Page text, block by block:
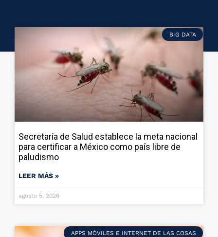
BIG DATA
Secretaría de Salud establece la meta nacional
para certificar a México como país libre de
paludismo
LEER MÁS »
agosto 5, 2026
APPS MÓVILES E INTERNET DE LAS COSAS